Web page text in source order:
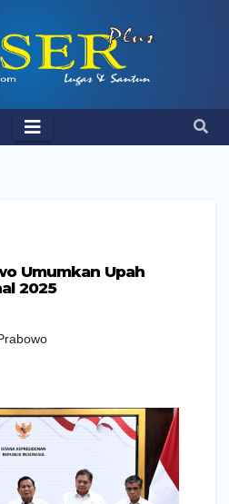
Umumkan Upah
2025